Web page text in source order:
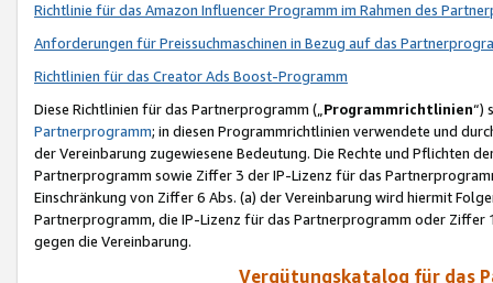
Richtlinie für das Amazon Influencer Programm im Rahmen des
Anforderungen für Preissuchmaschinen in Bezug auf das
Richtlinien für das Creator Ads Boost-Programm
Diese Richtlinien für das Partnerprogramm („Programmrichtlinien“)
Partnerprogramm; in diesen Programmrichtlinien verwendete und
der Vereinbarung zugewiesene Bedeutung. Die Rechte und Pflichten
Partnerprogramm sowie Ziffer 3 der IP-Lizenz für das
Einschränkung von Ziffer 6 Abs. (a) der Vereinbarung wird hiermit
Partnerprogramm, die IP-Lizenz für das Partnerprogramm oder
gegen die Vereinbarung.
Vergütungskatalog für das